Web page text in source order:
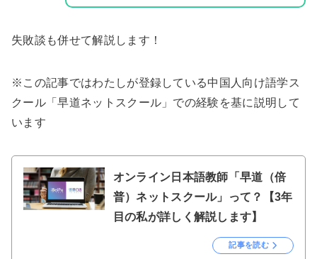
失敗談も併せて解説します！
※この記事ではわたしが登録している中国人向け語学ス
クール「早道ネットスクール」での経験を基に説明して
います
オンライン日本語教師「早道（倍
普）ネットスクール」って？【3年
目の私が詳しく解説します】
記事を読む